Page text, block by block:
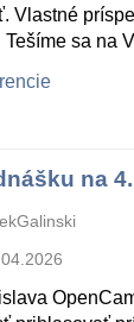
Vlastné
sa na
na